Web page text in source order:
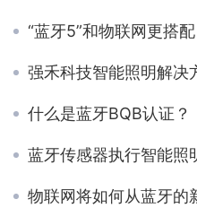
“蓝牙5”和物联网更搭配
强禾科技智能照明解决
什么是蓝牙BQB认证？
蓝牙传感器执行智能照
物联网将如何从蓝牙的